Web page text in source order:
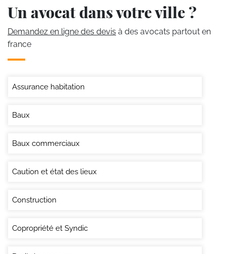
Un avocat dans votre ville ?
Demandez en ligne des devis à des avocats partout en
france
Assurance habitation
Baux
Baux commerciaux
Caution et état des lieux
Construction
Copropriété et Syndic